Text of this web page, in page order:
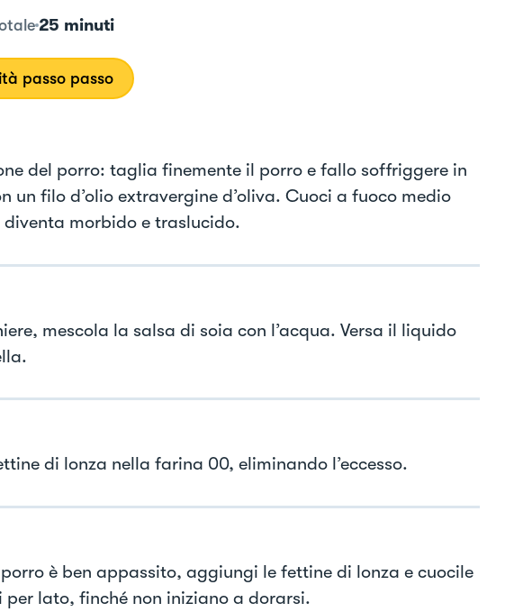
25 minuti
passo passo
del porro: taglia finemente il porro e fallo soffriggere in
un filo d’olio extravergine d’oliva. Cuoci a fuoco medio
diventa morbido e traslucido.
mescola la salsa di soia con l’acqua. Versa il liquido
di lonza nella farina 00, eliminando l’eccesso.
è ben appassito, aggiungi le fettine di lonza e cuocile
per lato, finché non iniziano a dorarsi.